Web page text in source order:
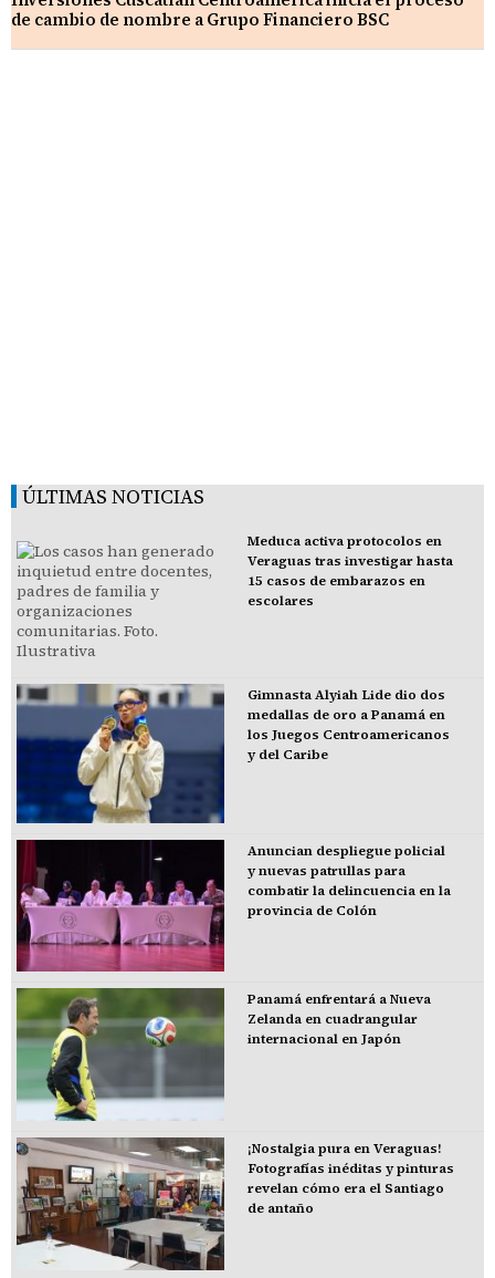
de cambio de nombre a Grupo Financiero BSC
ÚLTIMAS NOTICIAS
Meduca activa protocolos en
Veraguas tras investigar hasta
15 casos de embarazos en
escolares
Gimnasta Alyiah Lide dio dos
medallas de oro a Panamá en
los Juegos Centroamericanos
y del Caribe
Anuncian despliegue policial
y nuevas patrullas para
combatir la delincuencia en la
provincia de Colón
Panamá enfrentará a Nueva
Zelanda en cuadrangular
internacional en Japón
¡Nostalgia pura en Veraguas!
Fotografías inéditas y pinturas
revelan cómo era el Santiago
de antaño